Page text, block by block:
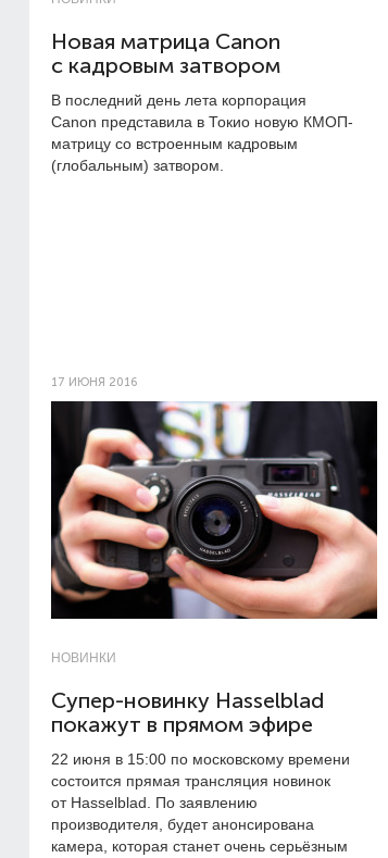
Новая матрица Canon
с кадровым затвором
В последний день лета корпорация
Сanon представила в Токио новую КМОП-
матрицу со встроенным кадровым
(глобальным) затвором.
17 ИЮНЯ 2016
НОВИНКИ
Супер-новинку ‎Hasselblad‬
покажут в прямом эфире
22 июня в 15:00 по московскому времени
состоится прямая трансляция новинок
от Hasselblad‬. По заявлению
производителя, будет анонсирована
камера, которая станет очень серьёзным